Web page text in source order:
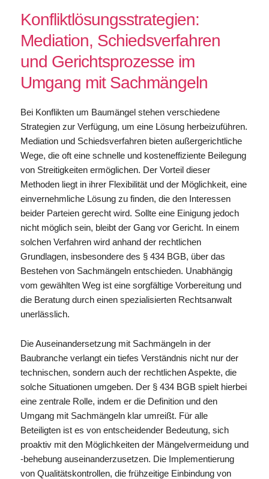
Konfliktlösungsstrategien:
Mediation, Schiedsverfahren
und Gerichtsprozesse im
Umgang mit Sachmängeln
Bei Konflikten um Baumängel stehen verschiedene
Strategien zur Verfügung, um eine Lösung herbeizuführen.
Mediation und Schiedsverfahren bieten außergerichtliche
Wege, die oft eine schnelle und kosteneffiziente Beilegung
von Streitigkeiten ermöglichen. Der Vorteil dieser
Methoden liegt in ihrer Flexibilität und der Möglichkeit, eine
einvernehmliche Lösung zu finden, die den Interessen
beider Parteien gerecht wird. Sollte eine Einigung jedoch
nicht möglich sein, bleibt der Gang vor Gericht. In einem
solchen Verfahren wird anhand der rechtlichen
Grundlagen, insbesondere des § 434 BGB, über das
Bestehen von Sachmängeln entschieden. Unabhängig
vom gewählten Weg ist eine sorgfältige Vorbereitung und
die Beratung durch einen spezialisierten Rechtsanwalt
unerlässlich.
Die Auseinandersetzung mit Sachmängeln in der
Baubranche verlangt ein tiefes Verständnis nicht nur der
technischen, sondern auch der rechtlichen Aspekte, die
solche Situationen umgeben. Der § 434 BGB spielt hierbei
eine zentrale Rolle, indem er die Definition und den
Umgang mit Sachmängeln klar umreißt. Für alle
Beteiligten ist es von entscheidender Bedeutung, sich
proaktiv mit den Möglichkeiten der Mängelvermeidung und
-behebung auseinanderzusetzen. Die Implementierung
von Qualitätskontrollen, die frühzeitige Einbindung von